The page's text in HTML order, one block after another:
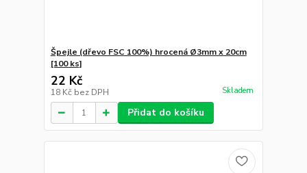
Špejle (dřevo FSC 100%) hrocená Ø3mm x 20cm
[100 ks]
22 Kč
18 Kč bez DPH Skladem
Přidat do košíku